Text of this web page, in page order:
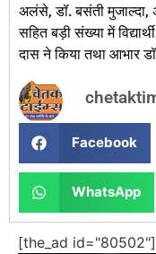
अलंसे, डॉ. बसंती मुजाल्दा,
सहित बड़ी संख्या में
दास ने किया तथा आभार
Facebook
WhatsApp
[the_ad id="80502"]